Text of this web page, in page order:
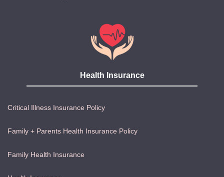
Health Insurance
Critical Illness Insurance Policy
Family + Parents Health Insurance Policy
Family Health Insurance